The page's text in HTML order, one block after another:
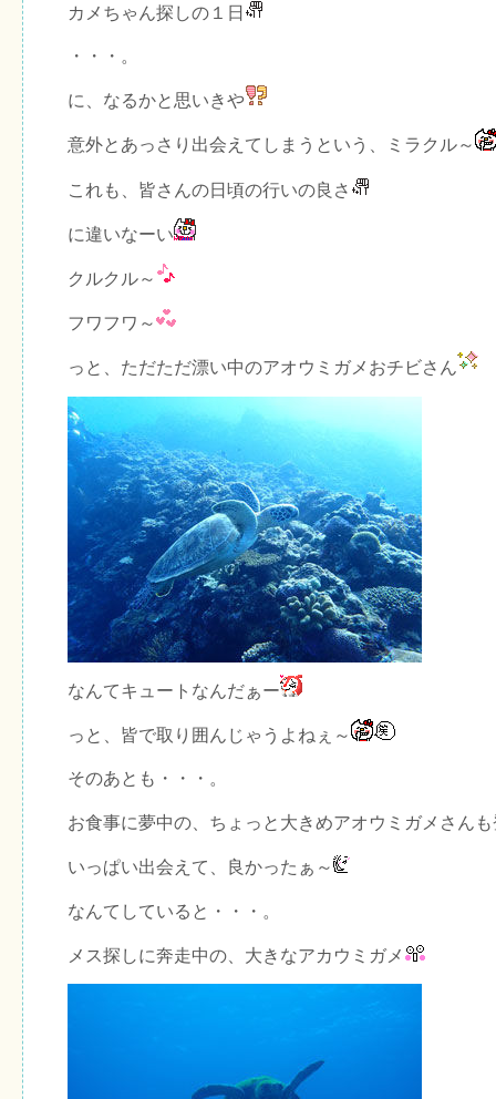
カメちゃん探しの１日
・・・。
に、なるかと思いきや
意外とあっさり出会えてしまうという、ミラクル～
これも、皆さんの日頃の行いの良さ
に違いなーい
クルクル～
フワフワ～
っと、ただただ漂い中のアオウミガメおチビさん
なんてキュートなんだぁー
っと、皆で取り囲んじゃうよねぇ～
そのあとも・・・。
お食事に夢中の、ちょっと大きめアオウミガメさん
いっぱい出会えて、良かったぁ～
なんてしていると・・・。
メス探しに奔走中の、大きなアカウミガメ